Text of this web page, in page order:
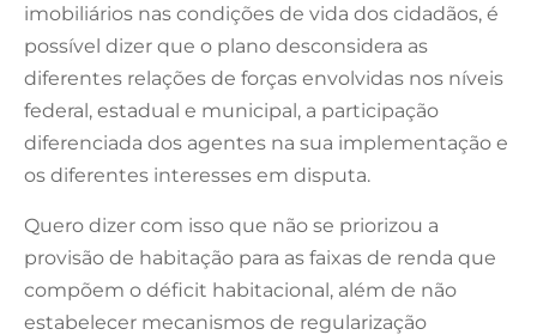
imobiliários nas condições de vida dos cidadãos, é
possível dizer que o plano desconsidera as
diferentes relações de forças envolvidas nos níveis
federal, estadual e municipal, a participação
diferenciada dos agentes na sua implementação e
os diferentes interesses em disputa.
Quero dizer com isso que não se priorizou a
provisão de habitação para as faixas de renda que
compõem o déficit habitacional, além de não
estabelecer mecanismos de regularização